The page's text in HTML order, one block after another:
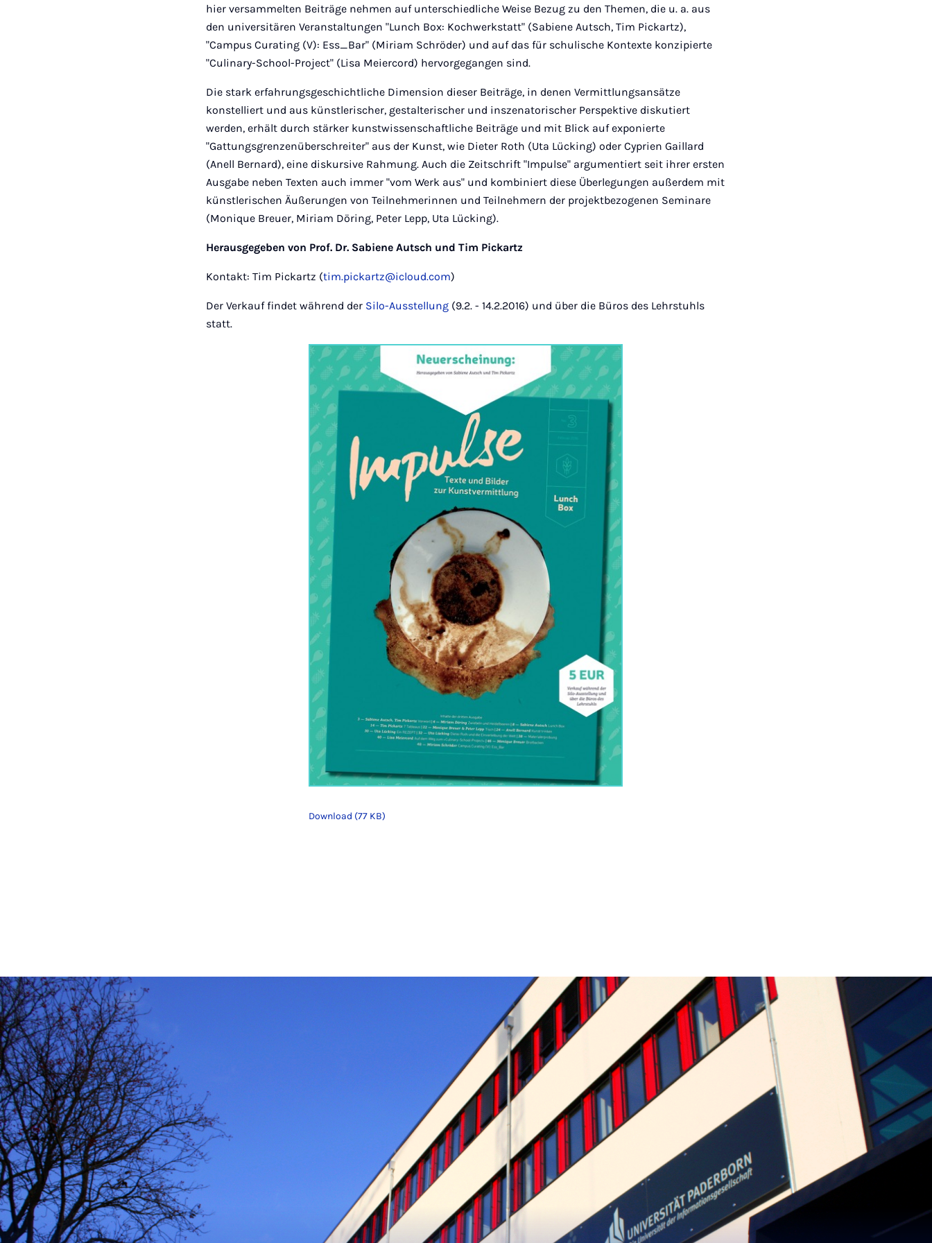
hier versammelten Beiträge nehmen auf unterschiedliche Weise Bezug zu den Themen, die u. a. aus
den universitären Veranstaltungen "Lunch Box: Kochwerkstatt" (Sabiene Autsch, Tim Pickartz),
"Campus Curating (V): Ess_Bar" (Miriam Schröder) und auf das für schulische Kontexte konzipierte
"Culinary-School-Project" (Lisa Meiercord) hervorgegangen sind.
Die stark erfahrungsgeschichtliche Dimension dieser Beiträge, in denen Vermittlungsansätze
konstelliert und aus künstlerischer, gestalterischer und inszenatorischer Perspektive diskutiert
werden, erhält durch stärker kunstwissenschaftliche Beiträge und mit Blick auf exponierte
"Gattungsgrenzenüberschreiter" aus der Kunst, wie Dieter Roth (Uta Lücking) oder Cyprien Gaillard
(Anell Bernard), eine diskursive Rahmung. Auch die Zeitschrift "Impulse" argumentiert seit ihrer ersten
Ausgabe neben Texten auch immer "vom Werk aus" und kombiniert diese Überlegungen außerdem mit
künstlerischen Äußerungen von Teilnehmerinnen und Teilnehmern der projektbezogenen Seminare
(Monique Breuer, Miriam Döring, Peter Lepp, Uta Lücking).
Herausgegeben von Prof. Dr. Sabiene Autsch und Tim Pickartz
Kontakt: Tim Pickartz (tim.pickartz@icloud.com)
Der Verkauf findet während der Silo-Ausstellung (9.2. - 14.2.2016) und über die Büros des Lehrstuhls
statt.
Download (77 KB)